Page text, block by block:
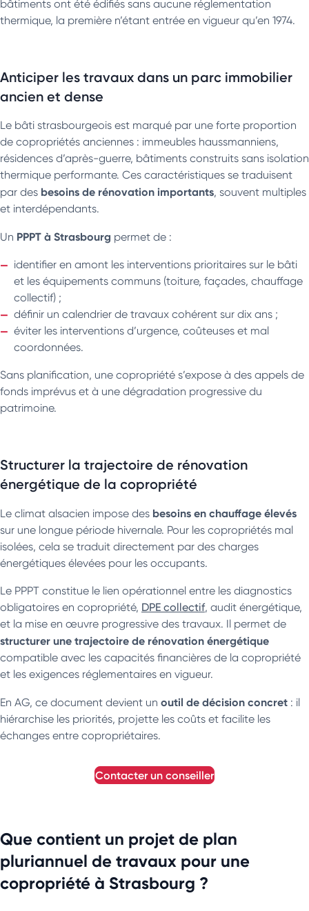
bâtiments ont été édifiés sans aucune réglementation
thermique, la première n’étant entrée en vigueur qu’en 1974.
Anticiper les travaux dans un parc immobilier
ancien et dense
Le bâti strasbourgeois est marqué par une forte proportion
de copropriétés anciennes : immeubles haussmanniens,
résidences d’après-guerre, bâtiments construits sans isolation
thermique performante. Ces caractéristiques se traduisent
par des besoins de rénovation importants, souvent multiples
et interdépendants.
Un PPPT à Strasbourg permet de :
identifier en amont les interventions prioritaires sur le bâti
et les équipements communs (toiture, façades, chauffage
collectif) ;
définir un calendrier de travaux cohérent sur dix ans ;
éviter les interventions d’urgence, coûteuses et mal
coordonnées.
Sans planification, une copropriété s’expose à des appels de
fonds imprévus et à une dégradation progressive du
patrimoine.
Structurer la trajectoire de rénovation
énergétique de la copropriété
Le climat alsacien impose des besoins en chauffage élevés
sur une longue période hivernale. Pour les copropriétés mal
isolées, cela se traduit directement par des charges
énergétiques élevées pour les occupants.
Le PPPT constitue le lien opérationnel entre les diagnostics
obligatoires en copropriété, DPE collectif, audit énergétique,
et la mise en œuvre progressive des travaux. Il permet de
structurer une trajectoire de rénovation énergétique
compatible avec les capacités financières de la copropriété
et les exigences réglementaires en vigueur.
En AG, ce document devient un outil de décision concret : il
hiérarchise les priorités, projette les coûts et facilite les
échanges entre copropriétaires.
contacter un conseiller
Que contient un projet de plan
pluriannuel de travaux pour une
copropriété à Strasbourg ?